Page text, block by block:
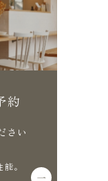
約
さい
。